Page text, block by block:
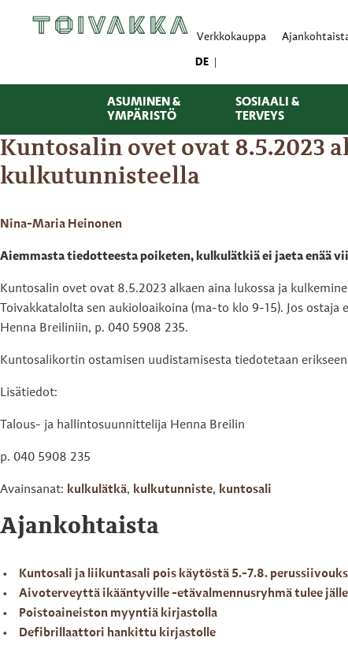
Verkkokauppa
DE
ASUMINEN &
YMPÄRISTÖ
SOSIAALI &
TERVEYS
Kuntosalin ovet ovat 8.5.2023
kulkutunnisteella
Nina-Maria Heinonen
Aiemmasta tiedotteesta poiketen, kulkulätkiä ei jaeta enää
Kuntosalin ovet ovat 8.5.2023 alkaen aina lukossa ja
Toivakkatalolta sen aukioloaikoina (ma-to klo 9-15). Jos
Henna Breiliniin, p. 040 5908 235.
Kuntosalikortin ostamisen uudistamisesta tiedotetaan
Lisätiedot:
Talous- ja hallintosuunnittelija Henna Breilin
p. 040 5908 235
Avainsanat: kulkulätkä, kulkutunniste, kuntosali
Ajankohtaista
Kuntosali ja liikuntasali pois käytöstä 5.-7.8.
Aivoterveyttä ikääntyville -etävalmennusryhmä tulee
Poistoaineiston myyntiä kirjastolla
Defibrillaattori hankittu kirjastolle